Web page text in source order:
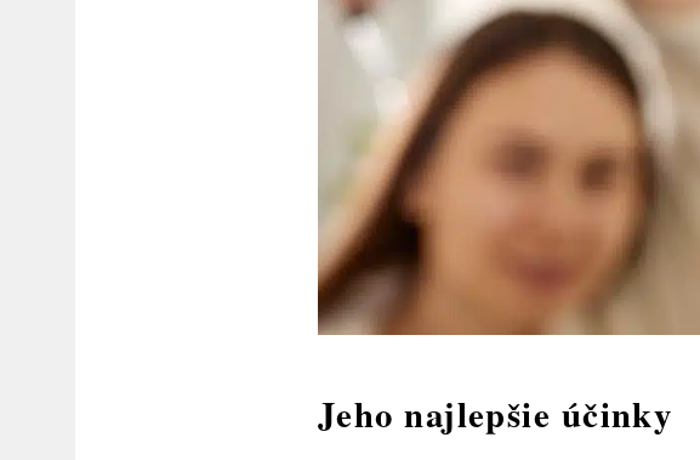
Jeho najlepšie účinky